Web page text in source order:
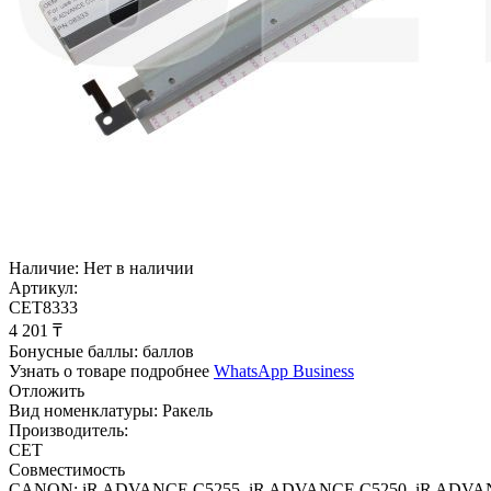
Наличие: Нет в наличии
Артикул:
CET8333
4 201 ₸
Бонусные баллы: баллов
Узнать о товаре подробнее WhatsApp Business
Отложить
Вид номенклатуры: Ракель
Производитель:
CET
Совместимость